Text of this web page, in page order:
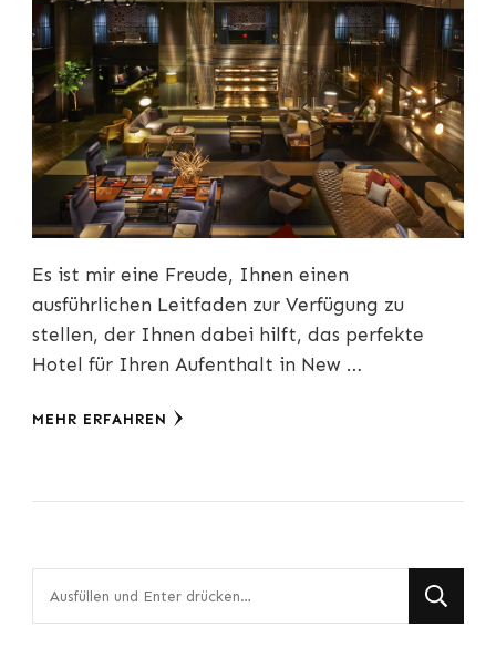
Es ist mir eine Freude, Ihnen einen
ausführlichen Leitfaden zur Verfügung zu
stellen, der Ihnen dabei hilft, das perfekte
Hotel für Ihren Aufenthalt in New …
MEHR ERFAHREN